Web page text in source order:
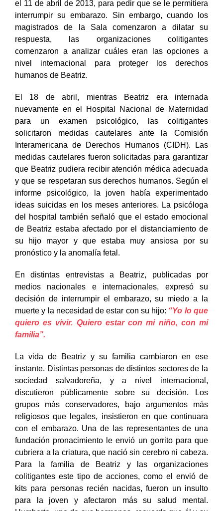
el 11 de abril de 2013, para pedir que se le permitiera
interrumpir su embarazo. Sin embargo, cuando los
magistrados de la Sala comenzaron a dilatar su
respuesta, las organizaciones colitigantes
comenzaron a analizar cuáles eran las opciones a
nivel internacional para proteger los derechos
humanos de Beatriz.
El 18 de abril, mientras Beatriz era internada
nuevamente en el Hospital Nacional de Maternidad
para un examen psicológico, las colitigantes
solicitaron medidas cautelares ante la Comisión
Interamericana de Derechos Humanos (CIDH). Las
medidas cautelares fueron solicitadas para garantizar
que Beatriz pudiera recibir atención médica adecuada
y que se respetaran sus derechos humanos. Según el
informe psicológico, la joven había experimentado
ideas suicidas en los meses anteriores. La psicóloga
del hospital también señaló que el estado emocional
de Beatriz estaba afectado por el distanciamiento de
su hijo mayor y que estaba muy ansiosa por su
pronóstico y la anomalía fetal.
En distintas entrevistas a Beatriz, publicadas por
medios nacionales e internacionales, expresó su
decisión de interrumpir el embarazo, su miedo a la
muerte y la necesidad de estar con su hijo:
“Yo lo que
quiero es vivir. Quiero estar con mi niño, con mi
familia”.
La vida de Beatriz y su familia cambiaron en ese
instante. Distintas personas de distintos sectores de la
sociedad salvadoreña, y a nivel internacional,
discutieron públicamente sobre su decisión. Los
grupos más conservadores, bajo argumentos más
religiosos que legales, insistieron en que continuara
con el embarazo. Una de las representantes de una
fundación pronacimiento le envió un gorrito para que
cubriera a la criatura, que nació sin cerebro ni cabeza.
Para la familia de Beatriz y las organizaciones
colitigantes este tipo de acciones, como el envió de
kits para personas recién nacidas, fueron un insulto
para la joven y afectaron más su salud mental.